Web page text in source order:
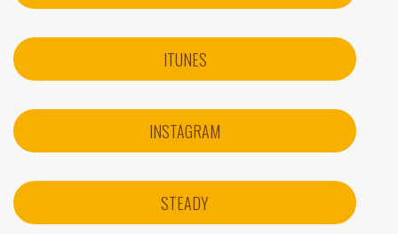
ITUNES
INSTAGRAM
STEADY